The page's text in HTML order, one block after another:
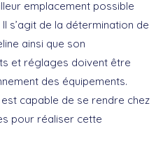
emplacement possible
s’agit de la détermination de
ainsi que son
et réglages doivent être
des équipements.
capable de se rendre chez
pour réaliser cette